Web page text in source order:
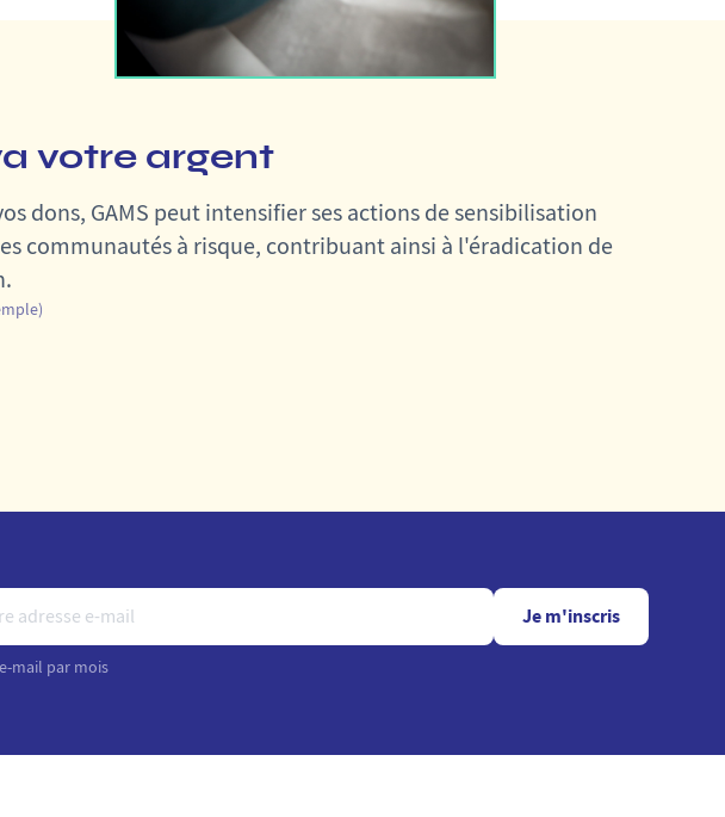
votre argent
dons, GAMS peut intensifier ses actions de sensibilisation
communautés à risque, contribuant ainsi à l'éradication de
Je m'inscris
mail par mois